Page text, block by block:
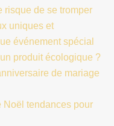
risque de se tromper
uniques et
événement spécial
produit écologique ?
de mariage
Noël tendances pour